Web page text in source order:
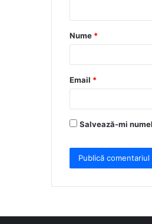
a
r
*
Nume *
Email *
Salvează-mi